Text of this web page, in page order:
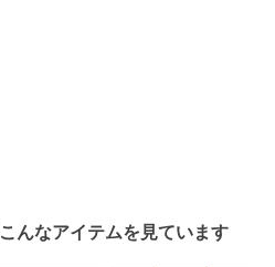
んなアイテムを見ています